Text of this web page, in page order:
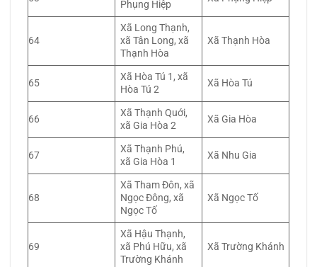
Phụng Hiệp
64
Xã Long Thạnh,
xã Tân Long, xã
Thạnh Hòa
Xã Thạnh Hòa
65
Xã Hòa Tú 1, xã
Hòa Tú 2
Xã Hòa Tú
66
Xã Thạnh Quới,
xã Gia Hòa 2
Xã Gia Hòa
67
Xã Thạnh Phú,
xã Gia Hòa 1
Xã Nhu Gia
68
Xã Tham Đôn, xã
Ngọc Đông, xã
Ngọc Tố
Xã Ngọc Tố
69
Xã Hậu Thạnh,
xã Phú Hữu, xã
Trường Khánh
Xã Trường Khánh